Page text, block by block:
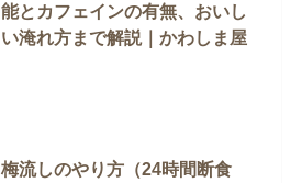
能とカフェインの有無、おいし
い淹れ方まで解説｜かわしま屋
梅流しのやり方（24時間断食